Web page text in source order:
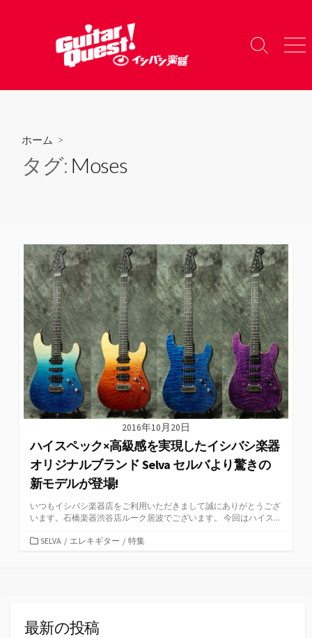
へ
検
り
メ
ー
ホーム >
タグ: Moses
2016年10月20日
ハイスペック×高級感を実現したイシバシ楽器
オリジナルブランド Selva セルバより驚きの
新モデルが登場!
いつもイシバシ楽器店をご利用いただきまして誠にありがとうござ
います。石橋楽器渋谷店ルーク居波でございます。 今回はハイス...
カSELVA / エレキギター / 特集
最新の投稿